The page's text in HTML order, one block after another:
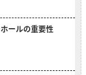
ールの重要性